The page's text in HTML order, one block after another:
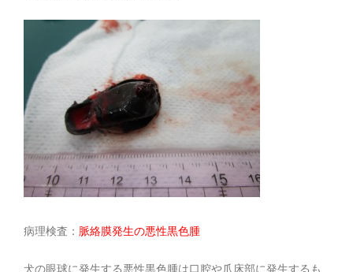
病理検査： 脈絡膜発生の悪性黒色腫
犬の眼球に発生する悪性黒色腫は口腔や爪床部に発生するも